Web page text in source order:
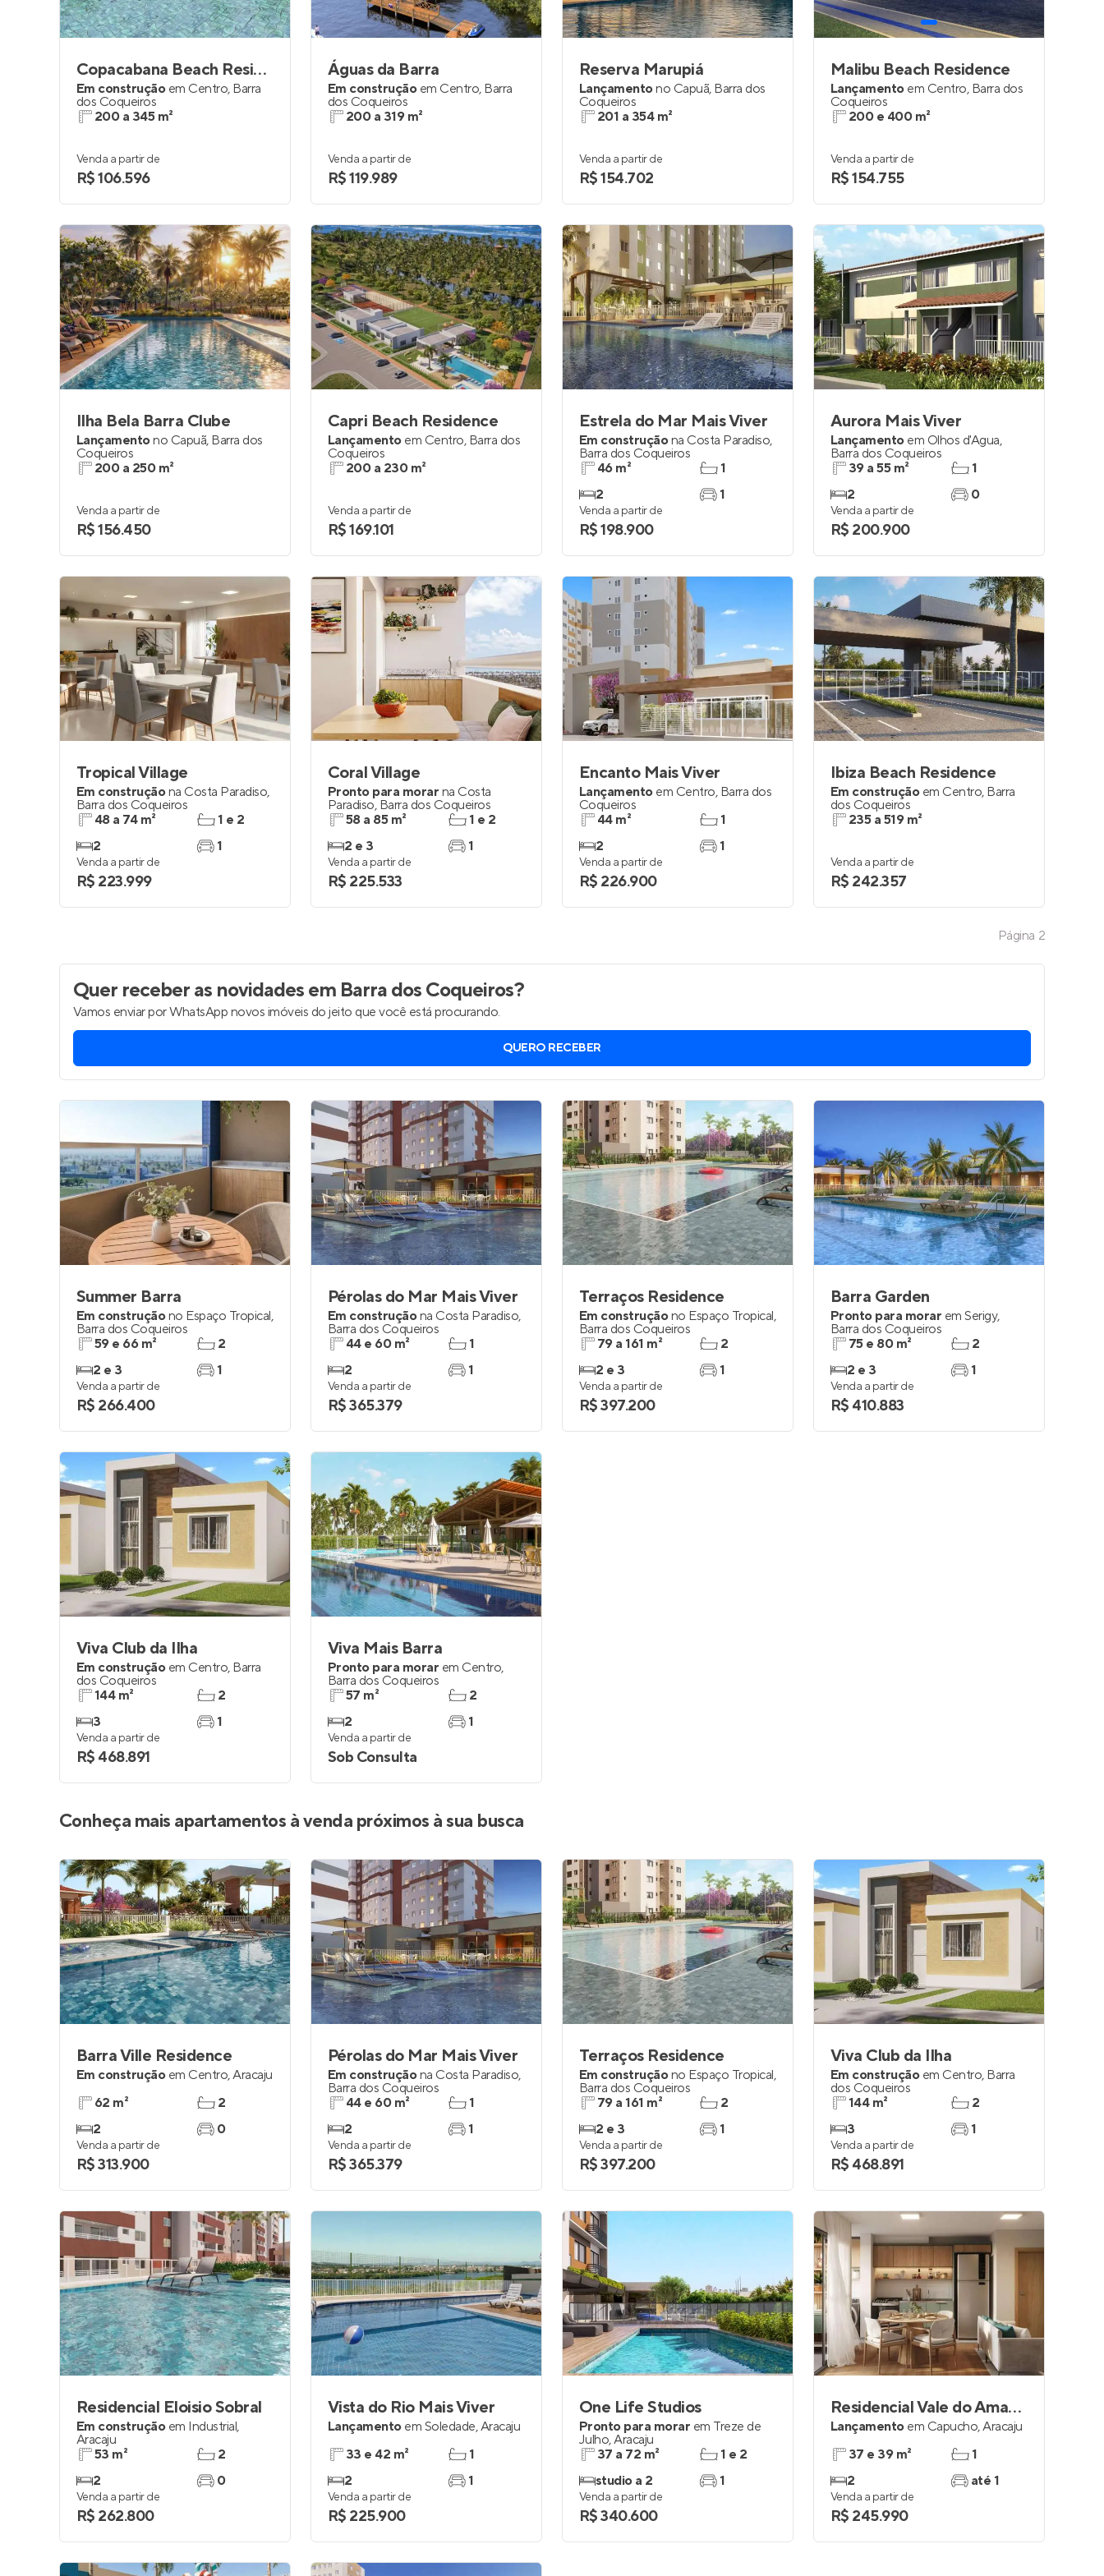
Entrar no Apto
Página 2
Copacabana Beach Residence
Em construção em Centro, Barra
dos Coqueiros
200 a 345 m²
Venda a partir de
R$ 106.596
Águas da Barra
Em construção em Centro, Barra
dos Coqueiros
200 a 319 m²
Venda a partir de
R$ 119.989
Reserva Marupiá
Lançamentono Capuã, Barra dos
Coqueiros
201 a 354 m²
Venda a partir de
R$ 154.702
Malibu Beach Residence
Lançamento em Centro, Barra dos
Coqueiros
200 e 400 m²
Venda a partir de
R$ 154.755
Ilha Bela Barra Clube
Lançamentono Capuã, Barra dos
Coqueiros
200 a 250 m²
Venda a partir de
R$ 156.450
Capri Beach Residence
Lançamento em Centro, Barra dos
Coqueiros
200 a 230 m²
Venda a partir de
R$ 169.101
Estrela do Mar Mais Viver
Em construçãona Costa Paradiso,
Barra dos Coqueiros
46 m²
2
1
1
Venda a partir de
R$ 198.900
Aurora Mais Viver
Lançamento em Olhos d'Água,
Barra dos Coqueiros
39 a 55 m²
2
1
0
Venda a partir de
R$ 200.900
Tropical Village
Em construçãona Costa Paradiso,
Barra dos Coqueiros
48 a 74 m²
2
1 e 2
1
Venda a partir de
R$ 223.999
Coral Village
Pronto para morar na Costa
Paradiso, Barra dos Coqueiros
58 a 85 m²
2 e 3
1 e 2
1
Venda a partir de
R$ 225.533
Encanto Mais Viver
Lançamento em Centro, Barra dos
Coqueiros
44 m²
2
1
1
Venda a partir de
R$ 226.900
Ibiza Beach Residence
Em construção em Centro, Barra
dos Coqueiros
235 a 519 m²
Venda a partir de
R$ 242.357
Quer receber as novidadesem Barra dos Coqueiros?
Vamos enviar por WhatsApp novos imóveis do jeito que você está procurando.
QUERO RECEBER
Summer Barra
Em construçãono Espaço Tropical,
Barra dos Coqueiros
59 e 66 m²
2 e 3
2
1
Venda a partir de
R$ 266.400
Pérolas do Mar Mais Viver
Em construçãona Costa Paradiso,
Barra dos Coqueiros
44 e 60 m²
2
1
1
Venda a partir de
R$ 365.379
Terraços Residence
Em construçãono Espaço Tropical,
Barra dos Coqueiros
79 a 161 m²
2 e 3
2
1
Venda a partir de
R$ 397.200
Barra Garden
Pronto para morar em Serigy,
Barra dos Coqueiros
75 e 80 m²
2 e 3
2
1
Venda a partir de
R$ 410.883
Viva Club da Ilha
Em construção em Centro, Barra
dos Coqueiros
144 m²
3
2
1
Venda a partir de
R$ 468.891
Viva Mais Barra
Pronto para morar em Centro,
Barra dos Coqueiros
57 m²
2
2
1
Venda a partir de
Sob Consulta
Conheça mais apartamentos à venda próximos à sua busca
Barra Ville Residence
Em construção em Centro,Aracaju
62 m²
2
2
0
Venda a partir de
R$ 313.900
Pérolas do Mar Mais Viver
Em construçãona Costa Paradiso,
Barra dos Coqueiros
44 e 60 m²
2
1
1
Venda a partir de
R$ 365.379
Terraços Residence
Em construçãono Espaço Tropical,
Barra dos Coqueiros
79 a 161 m²
2 e 3
2
1
Venda a partir de
R$ 397.200
Viva Club da Ilha
Em construção em Centro, Barra
dos Coqueiros
144 m²
3
2
1
Venda a partir de
R$ 468.891
Residencial Eloisio Sobral
Em construção em Industrial,
Aracaju
53 m²
2
2
0
Venda a partir de
R$ 262.800
Vista do Rio Mais Viver
Lançamento em Soledade,Aracaju
33 e 42 m²
2
1
1
Venda a partir de
R$ 225.900
One Life Studios
Pronto para morar em Treze de
Julho,Aracaju
37 a 72 m²
studio a 2
1 e 2
1
Venda a partir de
R$ 340.600
Residencial Vale do Amanhecer
Lançamento em Capucho,Aracaju
37 e 39 m²
2
1
até 1
Venda a partir de
R$ 245.990